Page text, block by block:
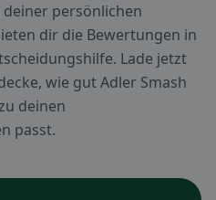
persönlichen
dir die Bewertungen in
Lade jetzt
wie gut Adler Smash
deinen
passt.